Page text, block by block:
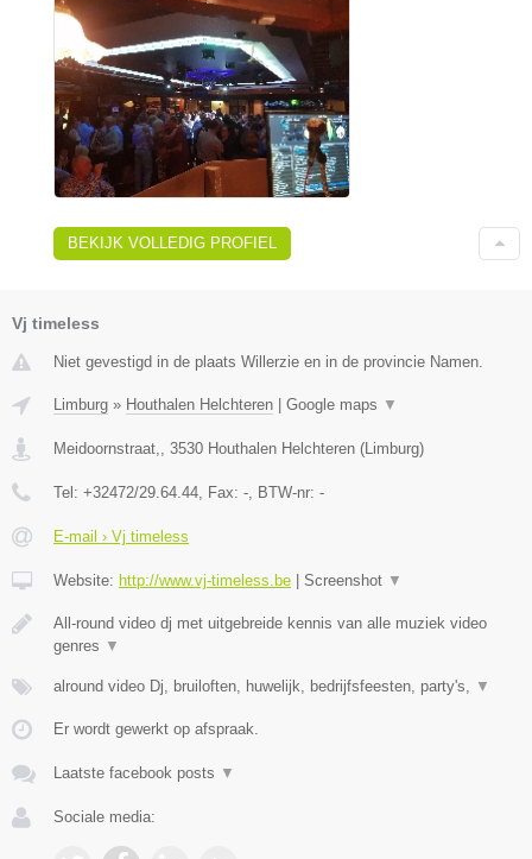
BEKIJK VOLLEDIG PROFIEL
Vj timeless
Niet gevestigd in de plaats Willerzie en in de provincie Namen.
Limburg » Houthalen Helchteren Google maps ▼
Meidoornstraat,, 3530 Houthalen Helchteren (Limburg)
Tel: +32472/29.64.44, Fax: -, BTW-nr: -
E-mail › Vj timeless
Website: http://www.vj-timeless.be Screenshot ▼
All-round video dj met uitgebreide kennis van alle muziek video
genres ▼
alround video Dj, bruiloften, huwelijk, bedrijfsfeesten, party's, ▼
Er wordt gewerkt op afspraak.
Laatste facebook posts ▼
Sociale media: